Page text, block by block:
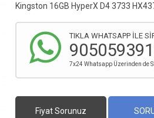
Kingston 16GB HyperX D4 3733
TIKLA WHATSAPP İLE
7x24 Whatsapp Üzerinden de
Fiyat Sorunuz